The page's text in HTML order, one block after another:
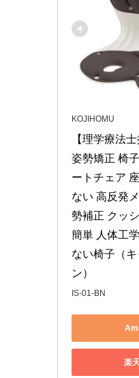
KOJIHOMU
【理学療法
姿勢矯正 椅
ートチェア
ない 高反発
勢補正 クッ
簡単 人体工
ない椅子（
ン）
IS-01-BN
楽